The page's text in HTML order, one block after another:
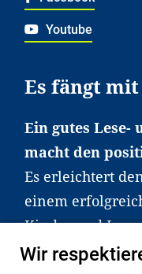
Youtube
Es fängt mit
Ein gutes Lese-
macht den
Es erleichtert
einem
Kinder und
haben aber
Wir